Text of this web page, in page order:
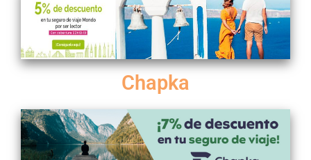
Chapka